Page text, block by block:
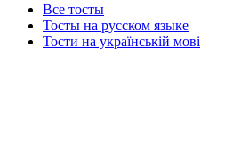
Все тосты
Тосты на русском языке
Тости на українській мові